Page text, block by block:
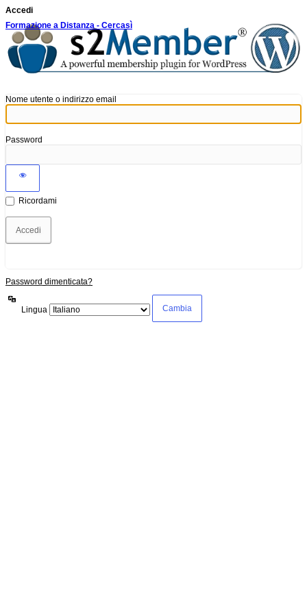
Accedi
Formazione a Distanza - Cercasì
Nome utente o indirizzo email
Password
Ricordami
Password dimenticata?
Lingua